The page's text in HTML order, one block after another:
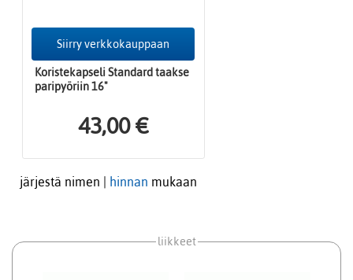
Siirry verkkokauppaan
Koristekapseli Standard taakse
paripyöriin 16"
43,00 €
järjestä nimen | hinnan mukaan
liikkeet